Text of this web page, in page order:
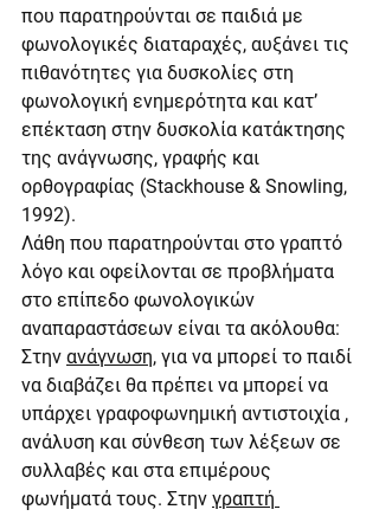
που παρατηρούνται σε παιδιά με
φωνολογικές διαταραχές, αυξάνει τις
πιθανότητες για δυσκολίες στη
φωνολογική ενημερότητα και κατ’
επέκταση στην δυσκολία κατάκτησης
της ανάγνωσης, γραφής και
ορθογραφίας (Stackhouse & Snowling,
1992).
Λάθη που παρατηρούνται στο γραπτό
λόγο και οφείλονται σε προβλήματα
στο επίπεδο φωνολογικών
αναπαραστάσεων είναι τα ακόλουθα:
Στην ανάγνωση, για να μπορεί το παιδί
να διαβάζει θα πρέπει να μπορεί να
υπάρχει γραφοφωνημική αντιστοιχία ,
ανάλυση και σύνθεση των λέξεων σε
συλλαβές και στα επιμέρους
φωνήματά τους. Στην γραπτή